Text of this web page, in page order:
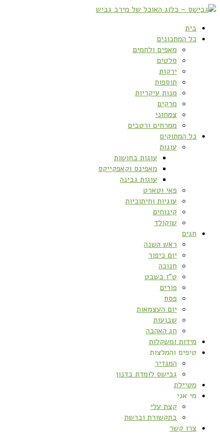
בית
כל המתכונים
מאפים ולחמים
סלטים
ירקות
תוספות
מנות עיקריות
מרקים
צמחוני
ממרחים ורטבים
כל המתוקים
עוגות
עוגות בחושות
מאפינס וקאפקייקס
עוגות גבינה
פאי וטארט
עוגיות וחיתוכיות
קינוחים
שוקולד
חגים
ראש השנה
יום כיפור
חנוכה
ט”ו בשבט
פורים
פסח
יום העצמאות
שבועות
חג האהבה
מידות ומשקלות
טיפים והמלצות
המגדיר
גבישס לומדת בדנון
מטיילת
מי אני
קצת עלי
בתקשורת וברשת
צרו קשר